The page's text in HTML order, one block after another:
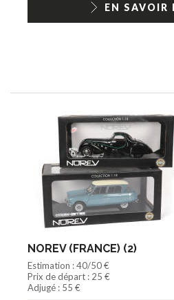
EN SAVOIR
NOREV (FRANCE) (2)
Estimation : 40/50 €
Prix de départ : 25 €
Adjugé : 55 €